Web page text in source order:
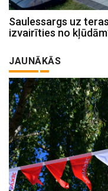
Saulessargs uz
izvairīties no
JAUNĀKĀS